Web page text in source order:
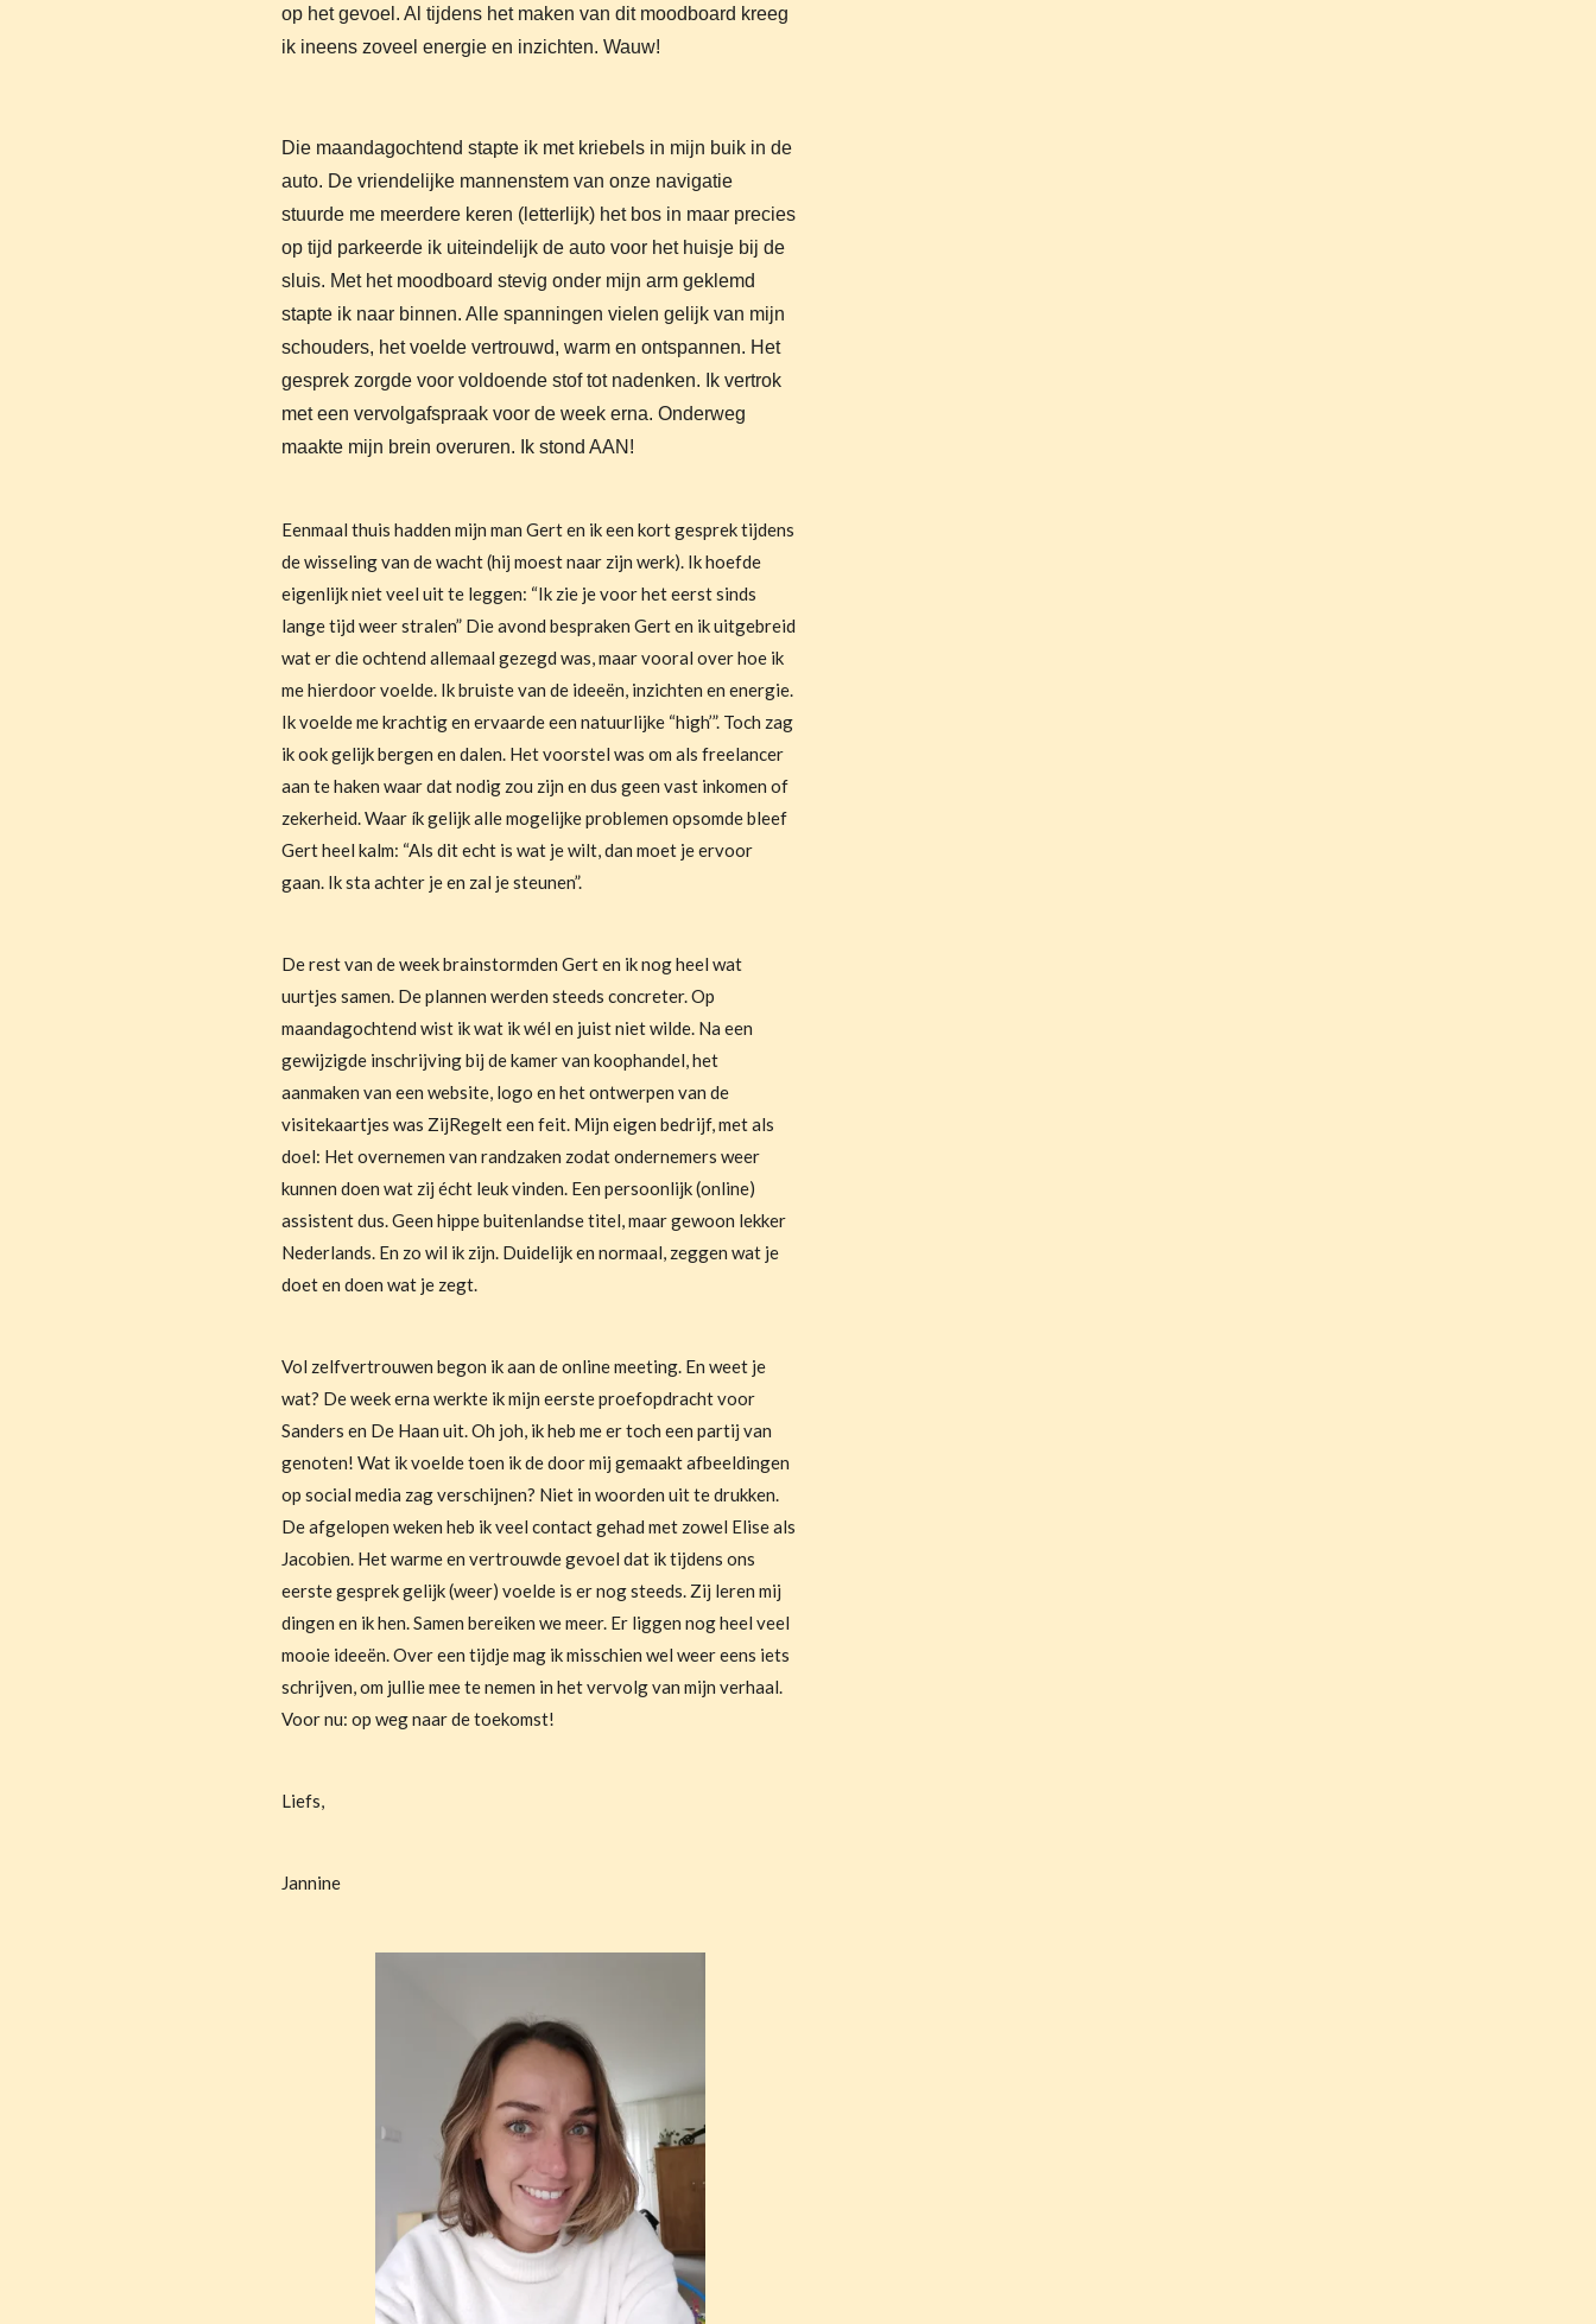
op het gevoel. Al tijdens het maken van dit moodboard kreeg
ik ineens zoveel energie en inzichten. Wauw!
Die maandagochtend stapte ik met kriebels in mijn buik in de
auto. De vriendelijke mannenstem van onze navigatie
stuurde me meerdere keren (letterlijk) het bos in maar precies
op tijd parkeerde ik uiteindelijk de auto voor het huisje bij de
sluis. Met het moodboard stevig onder mijn arm geklemd
stapte ik naar binnen. Alle spanningen vielen gelijk van mijn
schouders, het voelde vertrouwd, warm en ontspannen. Het
gesprek zorgde voor voldoende stof tot nadenken. Ik vertrok
met een vervolgafspraak voor de week erna. Onderweg
maakte mijn brein overuren. Ik stond AAN!
Eenmaal thuis hadden mijn man Gert en ik een kort gesprek tijdens
de wisseling van de wacht (hij moest naar zijn werk). Ik hoefde
eigenlijk niet veel uit te leggen: “Ik zie je voor het eerst sinds
lange tijd weer stralen” Die avond bespraken Gert en ik uitgebreid
wat er die ochtend allemaal gezegd was, maar vooral over hoe ik
me hierdoor voelde. Ik bruiste van de ideeën, inzichten en energie.
Ik voelde me krachtig en ervaarde een natuurlijke “high’”. Toch zag
ik ook gelijk bergen en dalen. Het voorstel was om als freelancer
aan te haken waar dat nodig zou zijn en dus geen vast inkomen of
zekerheid. Waar ík gelijk alle mogelijke problemen opsomde bleef
Gert heel kalm: “Als dit echt is wat je wilt, dan moet je ervoor
gaan. Ik sta achter je en zal je steunen”.
De rest van de week brainstormden Gert en ik nog heel wat
uurtjes samen. De plannen werden steeds concreter. Op
maandagochtend wist ik wat ik wél en juist niet wilde. Na een
gewijzigde inschrijving bij de kamer van koophandel, het
aanmaken van een website, logo en het ontwerpen van de
visitekaartjes was ZijRegelt een feit. Mijn eigen bedrijf, met als
doel: Het overnemen van randzaken zodat ondernemers weer
kunnen doen wat zij écht leuk vinden. Een persoonlijk (online)
assistent dus. Geen hippe buitenlandse titel, maar gewoon lekker
Nederlands. En zo wil ik zijn. Duidelijk en normaal, zeggen wat je
doet en doen wat je zegt.
Vol zelfvertrouwen begon ik aan de online meeting. En weet je
wat? De week erna werkte ik mijn eerste proefopdracht voor
Sanders en De Haan uit. Oh joh, ik heb me er toch een partij van
genoten! Wat ik voelde toen ik de door mij gemaakt afbeeldingen
op social media zag verschijnen? Niet in woorden uit te drukken.
De afgelopen weken heb ik veel contact gehad met zowel Elise als
Jacobien. Het warme en vertrouwde gevoel dat ik tijdens ons
eerste gesprek gelijk (weer) voelde is er nog steeds. Zij leren mij
dingen en ik hen. Samen bereiken we meer. Er liggen nog heel veel
mooie ideeën. Over een tijdje mag ik misschien wel weer eens iets
schrijven, om jullie mee te nemen in het vervolg van mijn verhaal.
Voor nu: op weg naar de toekomst!
Liefs,
Jannine